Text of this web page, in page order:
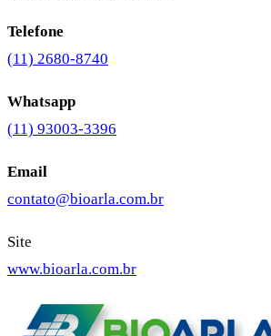
Telefone
(11) 2680-8740
Whatsapp
(11) 93003-3396
Email
contato@bioarla.com.br
Site
www.bioarla.com.br